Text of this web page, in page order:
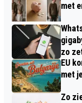
met
zo
EU
met
Zo